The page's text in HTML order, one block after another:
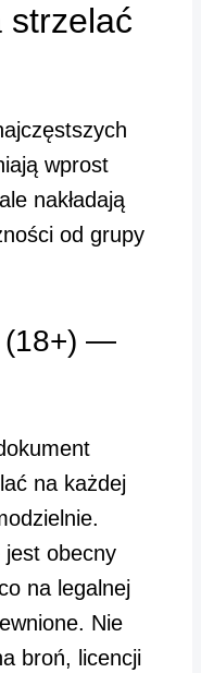
strzelać
wprost
nakładają
od grupy
(18+) —
na każdej
obecny
na legalnej
Nie
broń, licencji